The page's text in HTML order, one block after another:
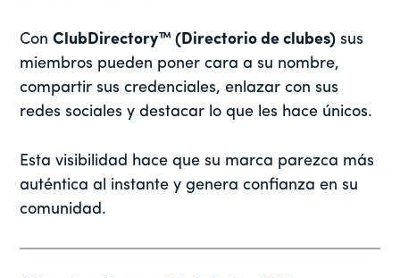
ConClubDirectory™ (Directorio de clubes) sus
miembros pueden poner cara a su nombre,
compartir sus credenciales, enlazar con sus
redes sociales y destacar lo que les hace únicos.
Esta visibilidad hace que su marca parezca más
auténtica al instante y genera confianza en su
comunidad.